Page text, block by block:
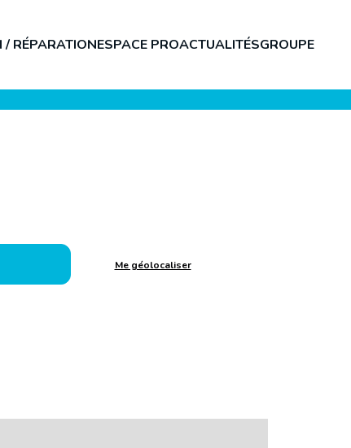
/ RÉPARATIONESPACE PROACTUALITÉSGROUPE